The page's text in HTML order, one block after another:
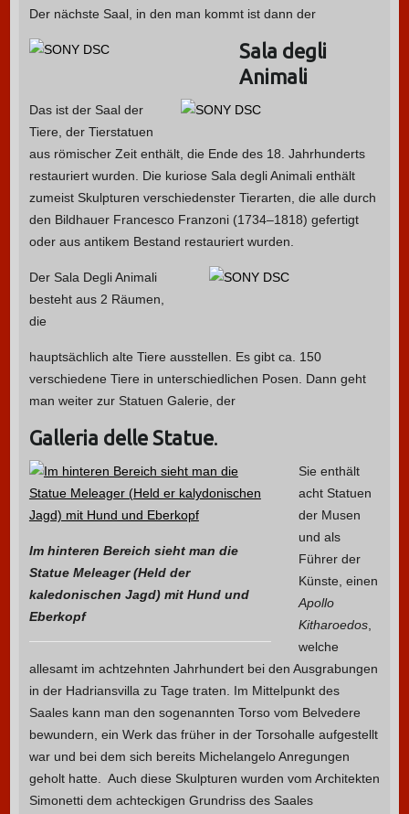
Der nächste Saal, in den man kommt ist dann der
Sala degli
Animali
Das ist der Saal der
Tiere, der Tierstatuen
aus römischer Zeit enthält, die Ende des 18. Jahrhunderts
restauriert wurden. Die kuriose Sala degli Animali enthält
zumeist Skulpturen verschiedenster Tierarten, die alle durch
den Bildhauer Francesco Franzoni (1734–1818) gefertigt
oder aus antikem Bestand restauriert wurden.
Der Sala Degli Animali
besteht aus 2 Räumen,
die
hauptsächlich alte Tiere ausstellen. Es gibt ca.
150
verschiedene Tiere in unterschiedlichen Posen. Dann geht
man weiter zur Statuen Galerie, der
Galleria delle Statue.
Im hinteren Bereich sieht man die
Statue Meleager (Held der
kaledonischen Jagd) mit Hund und
Eberkopf
Sie enthält
acht Statuen
der Musen
und als
Führer der
Künste, einen
Apollo
Kitharoedos,
welche
allesamt im achtzehnten Jahrhundert bei den Ausgrabungen
in der Hadriansvilla zu Tage traten. Im Mittelpunkt des
Saales kann man den sogenannten Torso vom Belvedere
bewundern, ein Werk das früher in der Torsohalle aufgestellt
war und bei dem sich bereits Michelangelo Anregungen
geholt hatte. Auch diese Skulpturen wurden vom Architekten
Simonetti dem achteckigen Grundriss des Saales